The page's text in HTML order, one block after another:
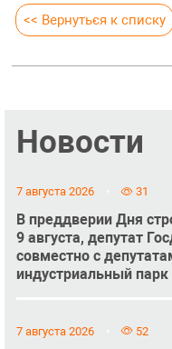
<< Вернуться к списку
Новости
7 августа 2026 31
В преддверии Дня
9 августа, депутат
совместно с
индустриальный
7 августа 2026 52